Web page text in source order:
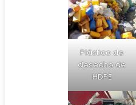
Plástico de
desecho de
HDPE